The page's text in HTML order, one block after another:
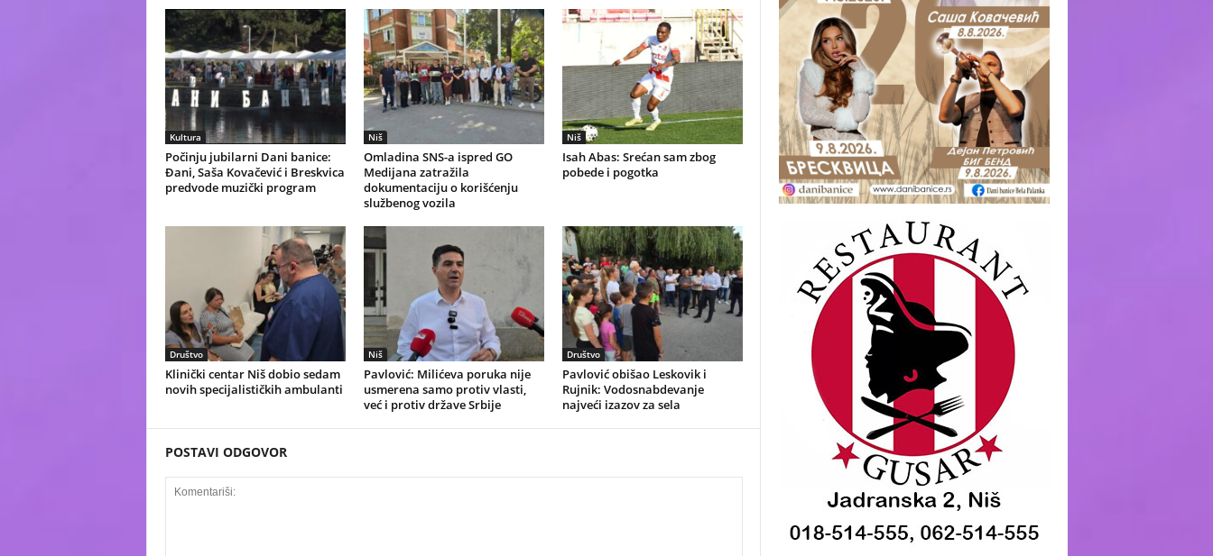
Kultura
Počinju jubilarni Dani banice:
Đani, Saša Kovačević i Breskvica
predvode muzički program
Niš
Omladina SNS-a ispred GO
Medijana zatražila
dokumentaciju o korišćenju
službenog vozila
Niš
Isah Abas: Srećan sam zbog
pobede i pogotka
Društvo
Klinički centar Niš dobio sedam
novih specijalističkih ambulanti
Niš
Pavlović: Milićeva poruka nije
usmerena samo protiv vlasti,
već i protiv države Srbije
Društvo
Pavlović obišao Leskovik i
Rujnik: Vodosnabdevanje
najveći izazov za sela
POSTAVI ODGOVOR